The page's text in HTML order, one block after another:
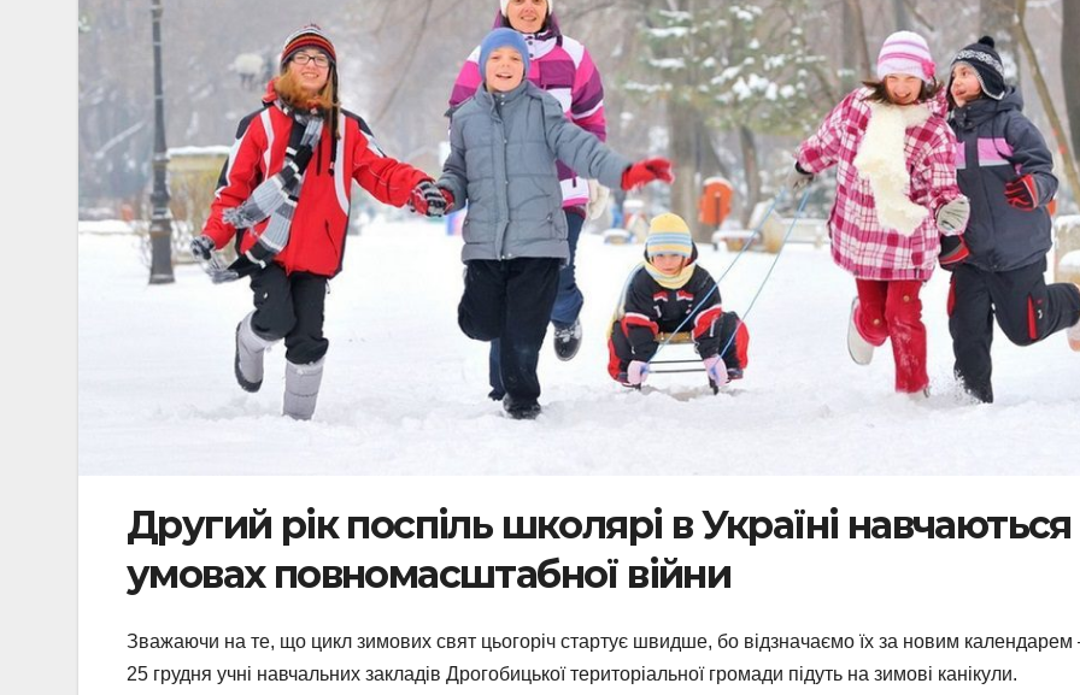
Другий рік поспіль школярі в Україні навчаються
умовах повномасштабної війни
Зважаючи на те, що цикл зимових свят цьогоріч стартує швидше, бо відзначаємо їх за новим календарем
25 грудня учні навчальних закладів Дрогобицької територіальної громади підуть на зимові канікули.